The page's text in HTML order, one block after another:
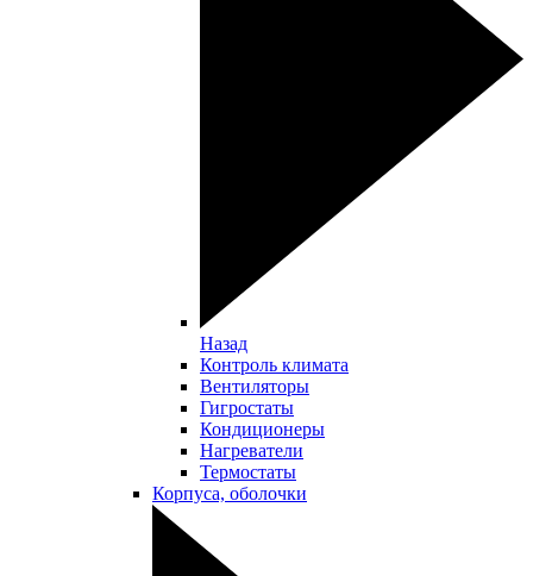
Назад
Контроль климата
Вентиляторы
Гигростаты
Кондиционеры
Нагреватели
Термостаты
Корпуса, оболочки